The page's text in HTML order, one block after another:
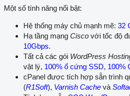
Một số tính năng nổi bật:
Hệ thống máy chủ mạnh mẽ: 32
Hạ tầng mạng Cisco với tốc độ
10Gbps.
Tất cả các gói WordPress
vật lý, 100% ổ cứng SSD, 100%
cPanel được tích hợp sẵn trình
(R1Soft), Varnish Cache và